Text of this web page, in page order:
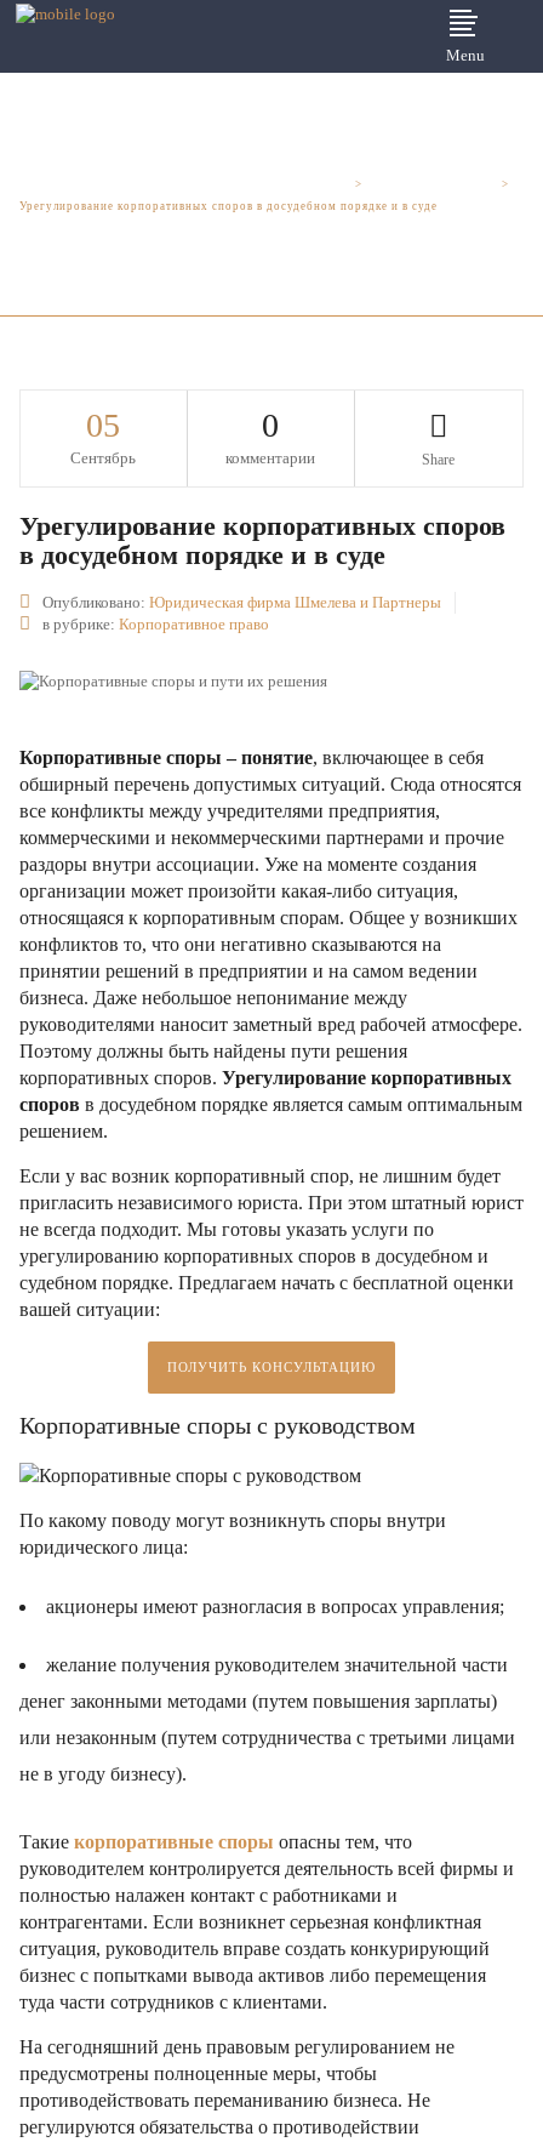
Menu
>
>
Урегулирование корпоративных споров в досудебном порядке и в суде
05
Сентябрь
0
комментарии Share
Урегулирование корпоративных споров
в досудебном порядке и в суде
Опубликовано: Юридическая фирма Шмелева и Партнеры
в рубрике: Корпоративное право
Корпоративные споры – понятие, включающее в себя
обширный перечень допустимых ситуаций. Сюда относятся
все конфликты между учредителями предприятия,
коммерческими и некоммерческими партнерами и прочие
раздоры внутри ассоциации. Уже на моменте создания
организации может произойти какая-либо ситуация,
относящаяся к корпоративным спорам. Общее у возникших
конфликтов то, что они негативно сказываются на
принятии решений в предприятии и на самом ведении
бизнеса. Даже небольшое непонимание между
руководителями наносит заметный вред рабочей атмосфере.
Поэтому должны быть найдены пути решения
корпоративных споров. Урегулирование корпоративных
споров в досудебном порядке является самым оптимальным
решением.
Если у вас возник корпоративный спор, не лишним будет
пригласить независимого юриста. При этом штатный юрист
не всегда подходит. Мы готовы указать услуги по
урегулированию корпоративных споров в досудебном и
судебном порядке. Предлагаем начать с бесплатной оценки
вашей ситуации:
ПОЛУЧИТЬ КОНСУЛЬТАЦИЮ
Корпоративные споры с руководством
По какому поводу могут возникнуть споры внутри
юридического лица:
акционеры имеют разногласия в вопросах управления;
желание получения руководителем значительной части
денег законными методами (путем повышения зарплаты)
или незаконным (путем сотрудничества с третьими лицами
не в угоду бизнесу).
Такие корпоративные споры опасны тем, что
руководителем контролируется деятельность всей фирмы и
полностью налажен контакт с работниками и
контрагентами. Если возникнет серьезная конфликтная
ситуация, руководитель вправе создать конкурирующий
бизнес с попытками вывода активов либо перемещения
туда части сотрудников с клиентами.
На сегодняшний день правовым регулированием не
предусмотрены полноценные меры, чтобы
противодействовать переманиванию бизнеса. Не
регулируются обязательства о противодействии